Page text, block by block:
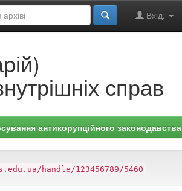
Вхід:
справ
антикорупційного законодавства
handle/123456789/5460